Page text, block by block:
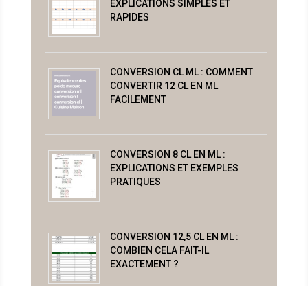
EXPLICATIONS SIMPLES ET
RAPIDES
CONVERSION CL ML : COMMENT
CONVERTIR 12 CL EN ML
FACILEMENT
CONVERSION 8 CL EN ML :
EXPLICATIONS ET EXEMPLES
PRATIQUES
CONVERSION 12,5 CL EN ML :
COMBIEN CELA FAIT-IL
EXACTEMENT ?